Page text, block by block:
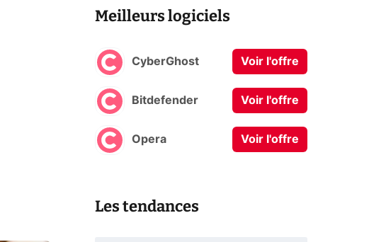
Meilleurs logiciels
CyberGhost Voir l'offre
Bitdefender Voir l'offre
Opera Voir l'offre
Les tendances